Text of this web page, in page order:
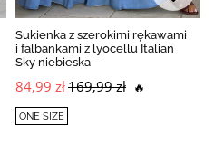
Sukienka z szerokimi rękawami
i falbankami z lyocellu Italian
Sky niebieska
84,99 zł169,99 zł 🔥
ONE SIZE